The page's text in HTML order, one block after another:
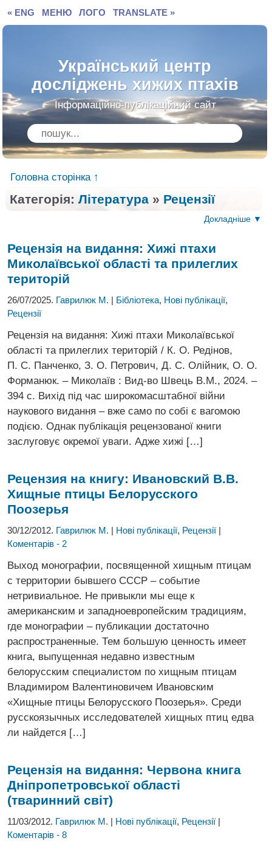
« ENG МЕНЮ ЛОГО TRANSLATE »
Український центр
досліджень хижих птахів
Інформаційно-публікаційний сайт
Головна сторінка ↑
Категорія: Література » Рецензії
Докладніше ▼
Рецензія на видання: Хижі птахи
Миколаївської області та прилеглих
територій
26/07/2025. Гаврилюк М. | Бібліотека, Нові публікації,
Рецензії
Рецензія на видання: Хижі птахи Миколаївської
області та прилеглих територій / К. О. Редінов,
П. С. Панченко, З. О. Петрович, Д. С. Олійник, О. О.
Форманюк. – Миколаїв : Вид-во Швець В.М., 2024. –
394 с. Вихід під час широкомасштабної війни
наукового видання – вже само по собі є вагомою
подією. Однак публікація рецензованої книги
заслуговує окремої уваги. Адже хижі […]
Рецензия на книгу: Ивановский В.В.
Хищные птицы Белорусского
Поозерья
30/12/2012. Гаврилюк М. | Нові публікації, Рецензії |
Коментарів - 2
Выход монографии, посвященной хищным птицам
с территории бывшего СССР – событие
нетривиальное. Не привыкли мы еще к
американским и западноевропейским традициям,
где монографии – публикации достаточно
распространенные. Тем большую ценность имеет
книга, выпущенная недавно известным
белорусским специалистом по хищным птицам
Владимиром Валентиновичем Ивановским
«Хищные птицы Белорусского Поозерья». Среди
русскоязычных исследователей хищных птиц едва
ли найдется […]
Рецензія на видання: Червона книга
Дніпропетровської області
(тваринний світ)
11/03/2012. Гаврилюк М. | Нові публікації, Рецензії |
Коментарів - 8